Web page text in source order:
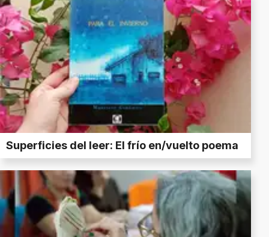
Superficies del leer: El frío en/vuelto poema